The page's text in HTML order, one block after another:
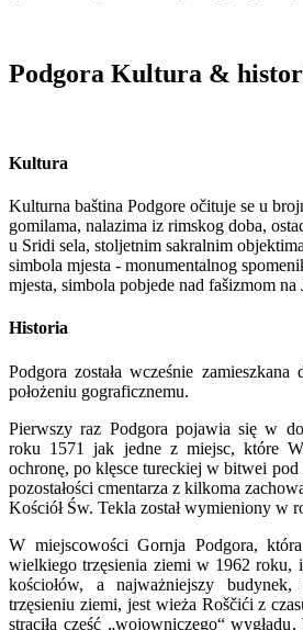
Podgora Kultura &
Kultura
Kulturna baština Podgore očituje se u
gomilama, nalazima iz rimskog doba,
u Sridi sela, stoljetnim sakralnim
simbola mjesta - monumentalnog
mjesta, simbola pobjede nad fašizmom na
Historia
Podgora została wcześnie
położeniu gograficznemu.
Pierwszy raz Podgora pojawia się w
roku 1571 jak jedne z miejsc, które
ochronę, po klęsce tureckiej w bitwei pod
pozostałości cmentarza z kilkoma
Kościół Św. Tekla został wymieniony w
W miejscowości Gornja Podgora,
wielkiego trzęsienia ziemi w 1962 roku,
kościołów, a najważniejszy
trzęsieniu ziemi, jest wieża Roščići z
straciła część „wojowniczego“ wygłądu,